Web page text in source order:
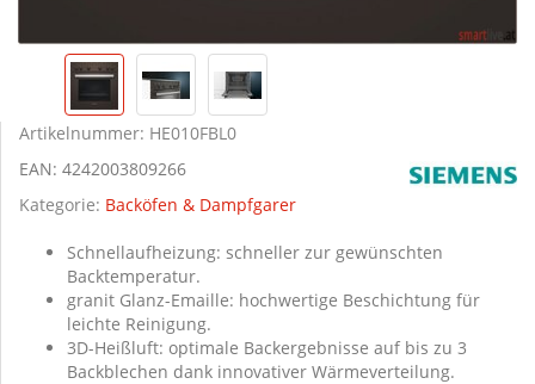
Artikelnummer: HE010FBL0
EAN: 4242003809266
Kategorie: Backöfen & Dampfgarer
Schnellaufheizung: schneller zur gewünschten
Backtemperatur.
granit Glanz-Emaille: hochwertige Beschichtung für
leichte Reinigung.
3D-Heißluft: optimale Backergebnisse auf bis zu 3
Backblechen dank innovativer Wärmeverteilung.